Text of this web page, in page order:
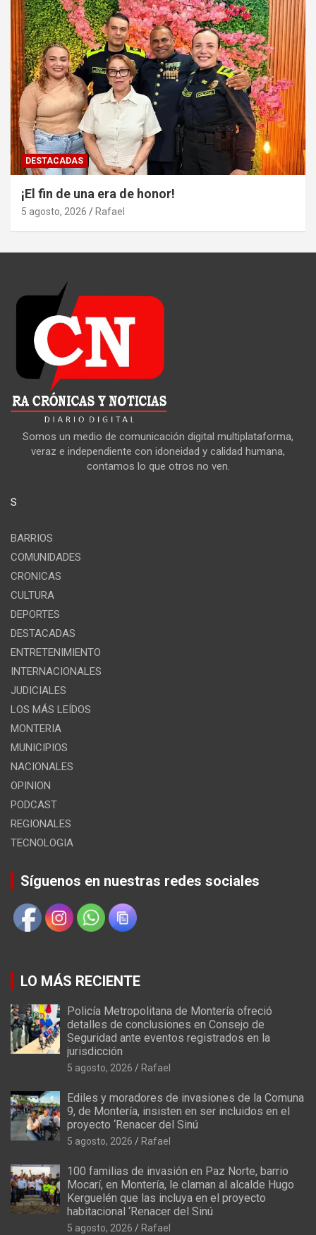
DESTACADAS
¡El fin de una era de honor!
5 agosto, 2026 Rafael
Somos un medio de comunicación digital multiplataforma,
veraz e independiente con idoneidad y calidad humana,
contamos lo que otros no ven.
S
BARRIOS
COMUNIDADES
CRONICAS
CULTURA
DEPORTES
DESTACADAS
ENTRETENIMIENTO
INTERNACIONALES
JUDICIALES
LOS MÁS LEÍDOS
MONTERIA
MUNICIPIOS
NACIONALES
OPINION
PODCAST
REGIONALES
TECNOLOGIA
Síguenos en nuestras redes sociales
LO MÁS RECIENTE
Policía Metropolitana de Montería ofreció
detalles de conclusiones en Consejo de
Seguridad ante eventos registrados en la
jurisdicción
5 agosto, 2026 Rafael
Ediles y moradores de invasiones de la Comuna
9, de Montería, insisten en ser incluidos en el
proyecto ‘Renacer del Sinú
5 agosto, 2026 Rafael
100 familias de invasión en Paz Norte, barrio
Mocarí, en Montería, le claman al alcalde Hugo
Kerguelén que las incluya en el proyecto
habitacional ‘Renacer del Sinú
5 agosto, 2026 Rafael